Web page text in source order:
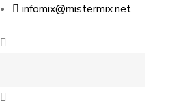
infomix@mistermix.net